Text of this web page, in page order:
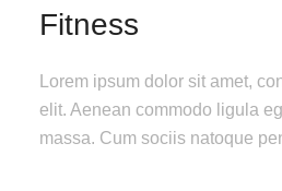
Fitness
Lorem ipsum dolor sit amet,
elit. Aenean commodo ligula
massa. Cum sociis natoque